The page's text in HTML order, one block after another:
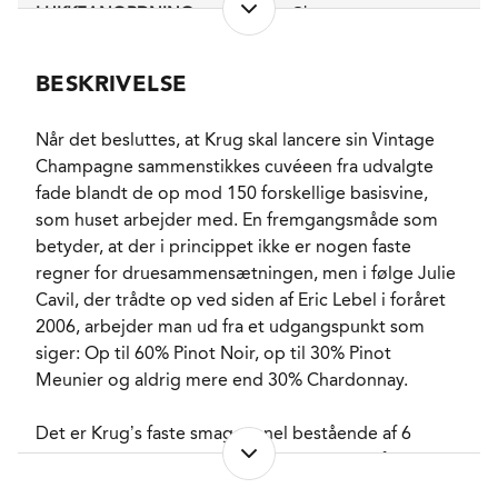
LUKKEANORDNING
Champagneprop
FADLAGRET
LAGRING
122 måneder inden de
første flaske blev
degorgeret i
sommeren 2022
FORVENTET HOLDBARHED
4-6 år fra
champagneproppen
blev skudt på plads.
SERVERINGS-TEMPERATUR
EMBALLAGETYPE
Flaske (75 cl)
FINE WINE
Ja
BESKRIVELSE
Når det besluttes, at Krug skal lancere sin Vintage
Champagne sammenstikkes cuvéeen fra udvalgte
fade blandt de op mod 150 forskellige basisvine,
som huset arbejder med. En fremgangsmåde som
betyder, at der i princippet ikke er nogen faste
regner for druesammensætningen, men i følge Julie
Cavil, der trådte op ved siden af Eric Lebel i foråret
2006, arbejder man ud fra et udgangspunkt som
siger: Op til 60% Pinot Noir, op til 30% Pinot
Meunier og aldrig mere end 30% Chardonnay.
Det er Krug’s faste smagepanel bestående af 6
personer med ligelig kønsfordeling, som oftest
mødes kl. 11 og oftest smager flere end 20 vine,